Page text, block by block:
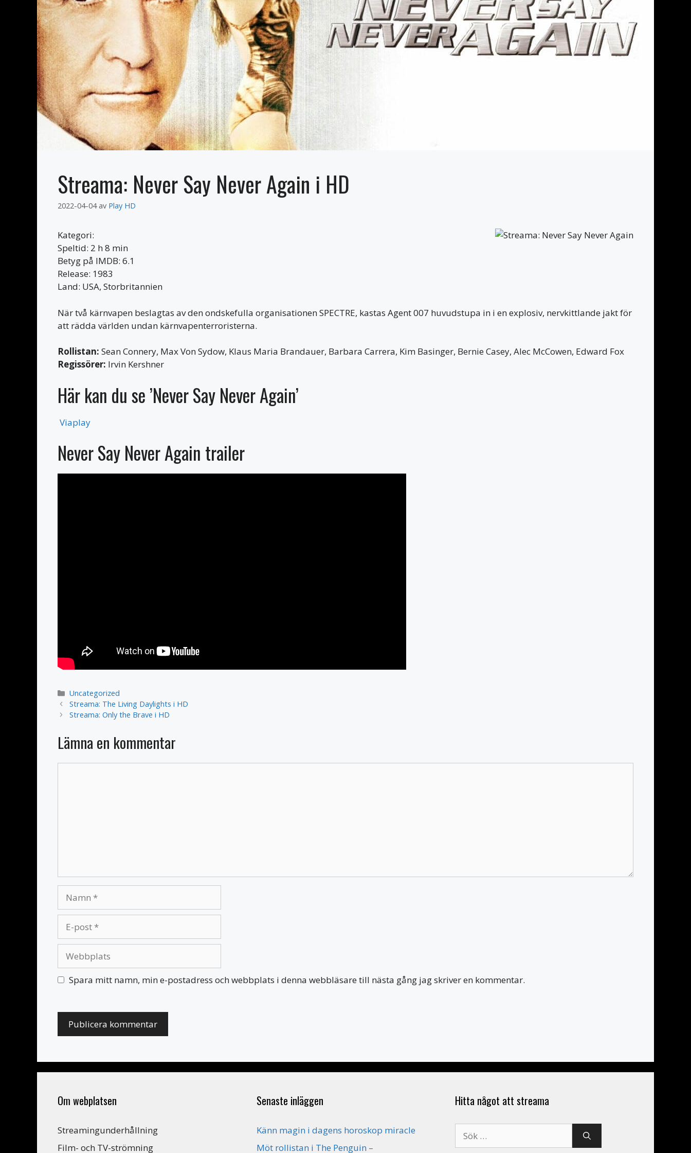
Streama: Never Say Never Again i HD
2022-04-04 av Play HD
Kategori:
Speltid: 2 h 8 min
Betyg på IMDB: 6.1
Release: 1983
Land: USA, Storbritannien
När två kärnvapen beslagtas av den ondskefulla organisationen SPECTRE, kastas Agent 007 huvudstupa in i en explosiv, nervkittlande jakt för
att rädda världen undan kärnvapenterroristerna.
Rollistan: Sean Connery, Max Von Sydow, Klaus Maria Brandauer, Barbara Carrera, Kim Basinger, Bernie Casey, Alec McCowen, Edward Fox
Regissörer: Irvin Kershner
Här kan du se ’Never Say Never Again’
Viaplay
Never Say Never Again trailer
Kategorier
Uncategorized
Streama: The Living Daylights i HD
Streama: Only the Brave i HD
Lämna en kommentar
post
Spara mitt namn, min e-postadress och webbplats i denna webbläsare till nästa gång jag skriver en kommentar.
Om webplatsen
Streamingunderhållning
Film- och TV-strömning
Senaste inläggen
Känn magin i dagens horoskop miracle
Möt rollistan i The Penguin –
Hitta något att streama
efter: